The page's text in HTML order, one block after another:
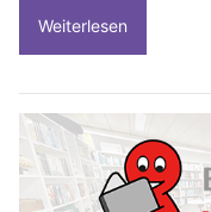
Weiterlesen